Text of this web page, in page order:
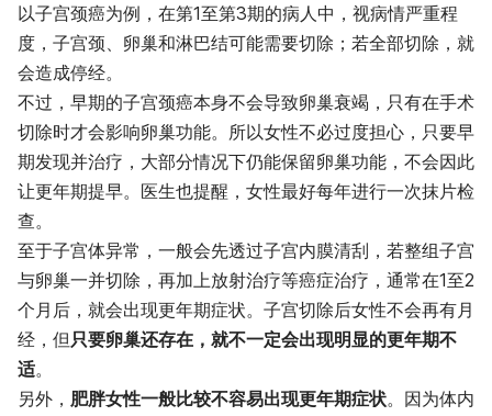
以子宫颈癌为例，在第1至第3期的病人中，视病情严重程
度，子宫颈、卵巢和淋巴结可能需要切除；若全部切除，就
会造成停经。
不过，早期的子宫颈癌本身不会导致卵巢衰竭，只有在手术
切除时才会影响卵巢功能。所以女性不必过度担心，只要早
期发现并治疗，大部分情况下仍能保留卵巢功能，不会因此
让更年期提早。医生也提醒，女性最好每年进行一次抹片检
查。
至于子宫体异常，一般会先透过子宫内膜清刮，若整组子宫
与卵巢一并切除，再加上放射治疗等癌症治疗，通常在1至2
个月后，就会出现更年期症状。子宫切除后女性不会再有月
经，但 只要卵巢还存在，就不一定会出现明显的更年期不
适。
另外， 肥胖女性一般比较不容易出现更年期症状。因为体内